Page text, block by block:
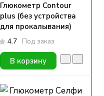
Глюкометр Contour
plus (без устройства
для прокалывания)
4.7 Под заказ
В корзину